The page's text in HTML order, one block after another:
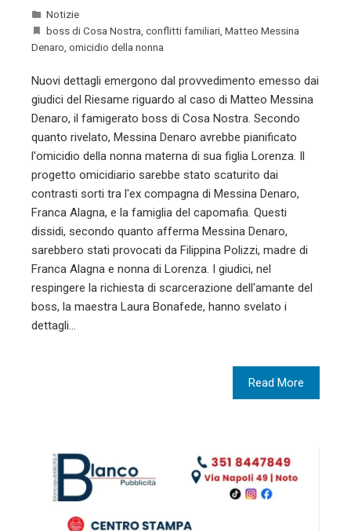
Notizie
boss di Cosa Nostra, conflitti familiari, Matteo Messina
Denaro, omicidio della nonna
Nuovi dettagli emergono dal provvedimento emesso dai
giudici del Riesame riguardo al caso di Matteo Messina
Denaro, il famigerato boss di Cosa Nostra. Secondo
quanto rivelato, Messina Denaro avrebbe pianificato
l'omicidio della nonna materna di sua figlia Lorenza. Il
progetto omicidiario sarebbe stato scaturito dai
contrasti sorti tra l'ex compagna di Messina Denaro,
Franca Alagna, e la famiglia del capomafia. Questi
dissidi, secondo quanto afferma Messina Denaro,
sarebbero stati provocati da Filippina Polizzi, madre di
Franca Alagna e nonna di Lorenza. I giudici, nel
respingere la richiesta di scarcerazione dell'amante del
boss, la maestra Laura Bonafede, hanno svelato i
dettagli…
Read More